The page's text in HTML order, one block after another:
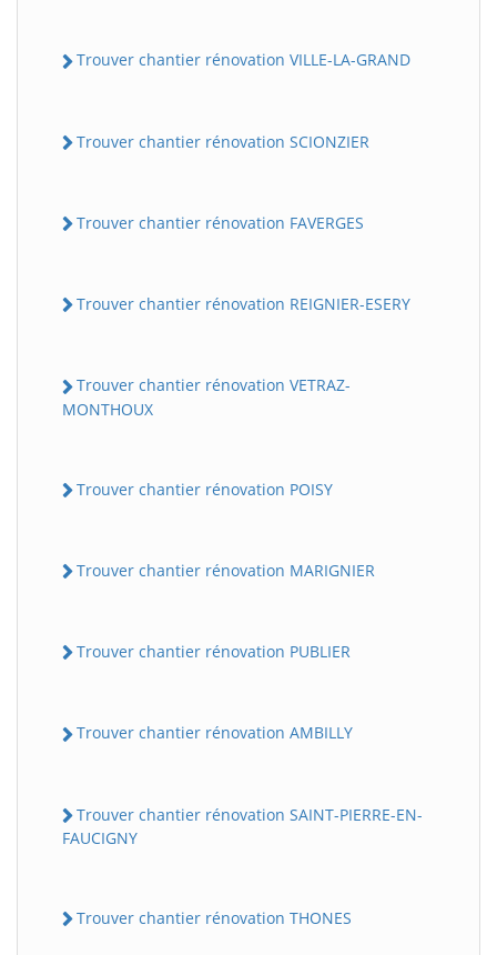
Trouver chantier rénovation VILLE-LA-GRAND
Trouver chantier rénovation SCIONZIER
Trouver chantier rénovation FAVERGES
Trouver chantier rénovation REIGNIER-ESERY
Trouver chantier rénovation VETRAZ-
MONTHOUX
Trouver chantier rénovation POISY
Trouver chantier rénovation MARIGNIER
Trouver chantier rénovation PUBLIER
Trouver chantier rénovation AMBILLY
Trouver chantier rénovation SAINT-PIERRE-EN-
FAUCIGNY
Trouver chantier rénovation THONES